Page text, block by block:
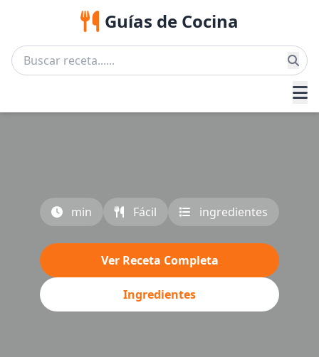
Guías de Cocina
min Fácil ingredientes
Ver Receta Completa
Ingredientes